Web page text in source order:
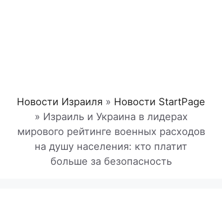
Новости Израиля » Новости StartPage
» Израиль и Украина в лидерах
мирового рейтинге военных расходов
на душу населения: кто платит
больше за безопасность